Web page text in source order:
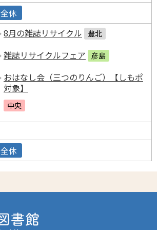
全休
8月の雑誌リサイクル 豊北
雑誌リサイクルフェア 彦島
おはなし会（三つのりんご）【しもポ
対象】
中央
全休